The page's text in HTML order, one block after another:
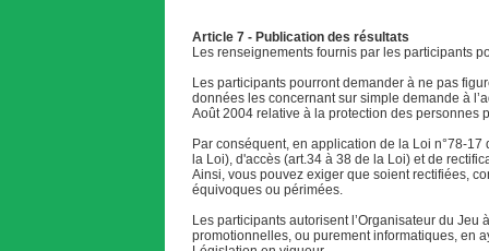
Article 7 - Publication des résultats
Les renseignements fournis par les participants
Les participants pourront demander à ne pas
données les concernant sur simple demande à
Août 2004 relative à la protection des personnes
Par conséquent, en application de la Loi n°78-
la Loi), d'accès (art.34 à 38 de la Loi) et de
Ainsi, vous pouvez exiger que soient rectifiées,
équivoques ou périmées.
Les participants autorisent l’Organisateur du
promotionnelles, ou purement informatiques, en